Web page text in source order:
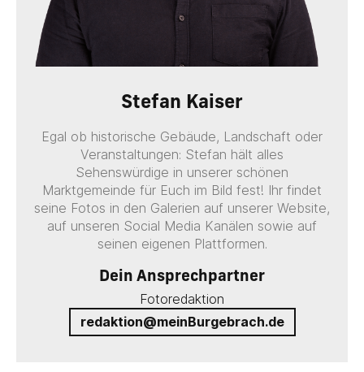
Stefan Kaiser
Egal ob historische Gebäude, Landschaft oder
Veranstaltungen: Stefan hält alles
Sehenswürdige in unserer schönen
Marktgemeinde für Euch im Bild fest! Ihr findet
seine Fotos in den Galerien auf unserer Website,
auf unseren Social Media Kanälen sowie auf
seinen eigenen Plattformen.
Dein Ansprechpartner
Fotoredaktion
redaktion@meinBurgebrach.de